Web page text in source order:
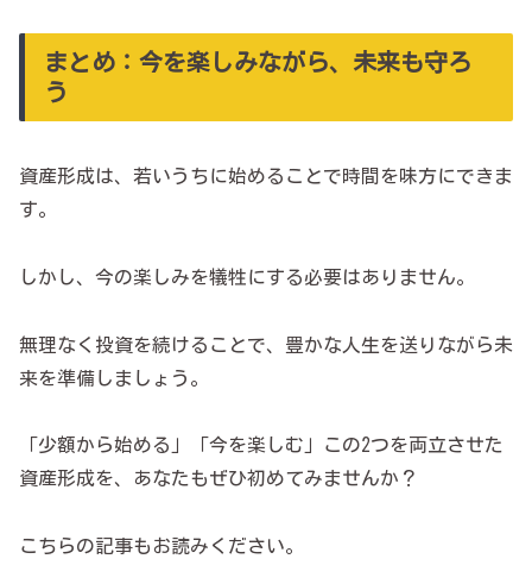
まとめ：今を楽しみながら、未来も守ろ
う
資産形成は、若いうちに始めることで時間を味方にできま
す。
しかし、今の楽しみを犠牲にする必要はありません。
無理なく投資を続けることで、豊かな人生を送りながら未
来を準備しましょう。
「少額から始める」「今を楽しむ」この2つを両立させた
資産形成を、あなたもぜひ初めてみませんか？
こちらの記事もお読みください。